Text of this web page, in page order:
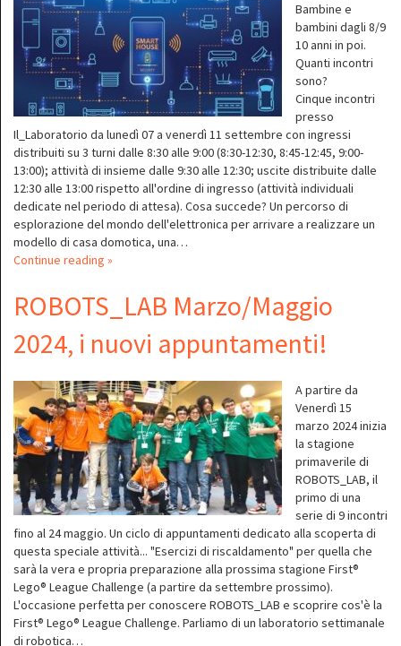
Bambine e
bambini dagli 8/9
10 anni in poi.
Quanti incontri
sono?
Cinque incontri
presso
Il_Laboratorio da lunedì 07 a venerdì 11 settembre con ingressi
distribuiti su 3 turni dalle 8:30 alle 9:00 (8:30-12:30, 8:45-12:45, 9:00-
13:00); attività di insieme dalle 9:30 alle 12:30; uscite distribuite dalle
12:30 alle 13:00 rispetto all'ordine di ingresso (attività individuali
dedicate nel periodo di attesa). Cosa succede? Un percorso di
esplorazione del mondo dell'elettronica per arrivare a realizzare un
modello di casa domotica, una…
Continue reading »
ROBOTS_LAB Marzo/Maggio
2024, i nuovi appuntamenti!
A partire da
Venerdì 15
marzo 2024 inizia
la stagione
primaverile di
ROBOTS_LAB, il
primo di una
serie di 9 incontri
fino al 24 maggio. Un ciclo di appuntamenti dedicato alla scoperta di
questa speciale attività... "Esercizi di riscaldamento" per quella che
sarà la vera e propria preparazione alla prossima stagione First®
Lego® League Challenge (a partire da settembre prossimo).
L'occasione perfetta per conoscere ROBOTS_LAB e scoprire cos'è la
First® Lego® League Challenge. Parliamo di un laboratorio settimanale
di robotica…